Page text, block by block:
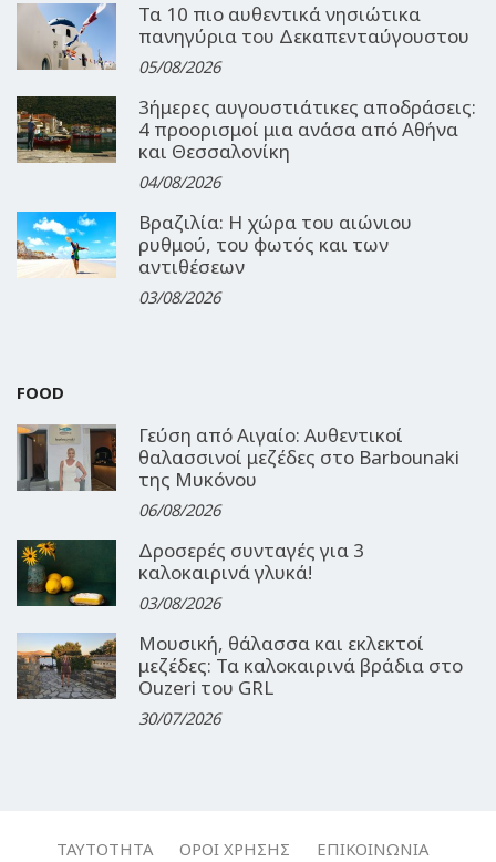
Τα 10 πιο αυθεντικά νησιώτικα
πανηγύρια του Δεκαπενταύγουστου
05/08/2026
3ήμερες αυγουστιάτικες αποδράσεις:
4 προορισμοί μια ανάσα από Αθήνα
και Θεσσαλονίκη
04/08/2026
Βραζιλία: Η χώρα του αιώνιου
ρυθμού, του φωτός και των
αντιθέσεων
03/08/2026
FOOD
Γεύση από Αιγαίο: Αυθεντικοί
θαλασσινοί μεζέδες στο Barbounaki
της Μυκόνου
06/08/2026
Δροσερές συνταγές για 3
καλοκαιρινά γλυκά!
03/08/2026
Μουσική, θάλασσα και εκλεκτοί
μεζέδες: Τα καλοκαιρινά βράδια στο
Ouzeri του GRL
30/07/2026
ΤΑΥΤΌΤΗΤΑ ΌΡΟΙ ΧΡΉΣΗΣ ΕΠΙΚΟΙΝΩΝΊΑ